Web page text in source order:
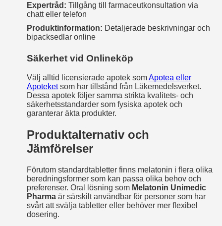
Expertråd: Tillgång till farmaceutkonsultation via
chatt eller telefon
Produktinformation: Detaljerade beskrivningar och
bipacksedlar online
Säkerhet vid Onlineköp
Välj alltid licensierade apotek somApotea eller
Apoteketsom har tillstånd från Läkemedelsverket.
Dessa apotek följer samma strikta kvalitets- och
säkerhetsstandarder som fysiska apotek och
garanterar äkta produkter.
Produktalternativ och
Jämförelser
Förutom standardtabletter finns melatonin i flera olika
beredningsformer som kan passa olika behov och
preferenser. Oral lösning som Melatonin Unimedic
Pharmaär särskilt användbar för personer som har
svårt att svälja tabletter eller behöver mer flexibel
dosering.